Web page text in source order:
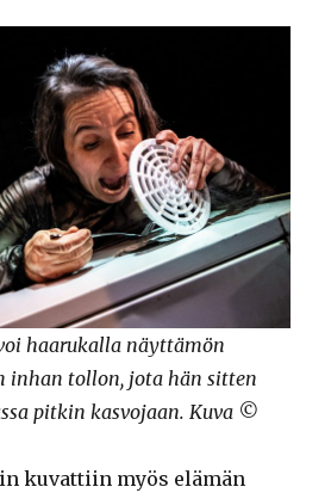
haarukalla näyttämön
inhan tollon, jota hän sitten
pitkin kasvojaan. Kuva ©
kuvattiin myös elämän